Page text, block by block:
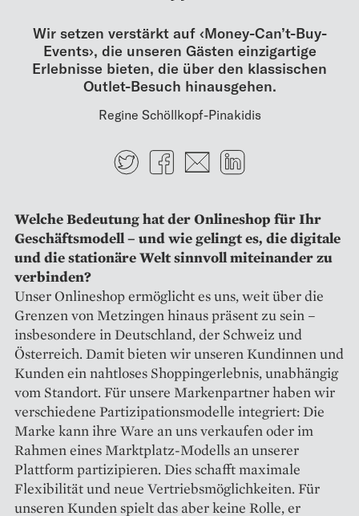
Wir setzen verstärkt auf ‹Money-Can’t-Buy-
Events›, die unseren Gästen einzigartige
Erlebnisse bieten, die über den klassischen
Outlet-Besuch hinausgehen.
Regine Schöllkopf-Pinakidis
TwitterFacebook
E-mail
Welche Bedeutung hat der Onlineshop für Ihr
Geschäftsmodell – und wie gelingt es, die digitale
und die ­stationäre Welt sinnvoll mit­einander zu
verbinden?
Unser Onlineshop ermöglicht es uns, weit über die
Grenzen von Metzingen hinaus präsent zu sein –
insbesondere in Deutschland, der Schweiz und
Österreich. Damit bieten wir unseren Kundinnen und
Kunden ein nahtloses Shoppingerlebnis, unab­hängig
vom Standort. Für unsere Markenpartner haben wir
verschiedene Partizipationsmodelle inte­griert: Die
Marke kann ihre Ware an uns verkaufen oder im
Rahmen eines Marktplatz-Modells an unserer
Plattform partizipieren. Dies schafft maximale
Flexibilität und neue Vertriebsmöglichkeiten. Für
unseren Kunden spielt das aber keine Rolle, er